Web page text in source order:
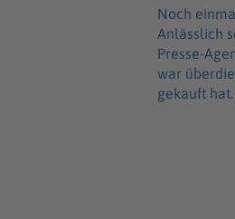
Noch
Anlässlich
Presse-
war
gekauft hat.